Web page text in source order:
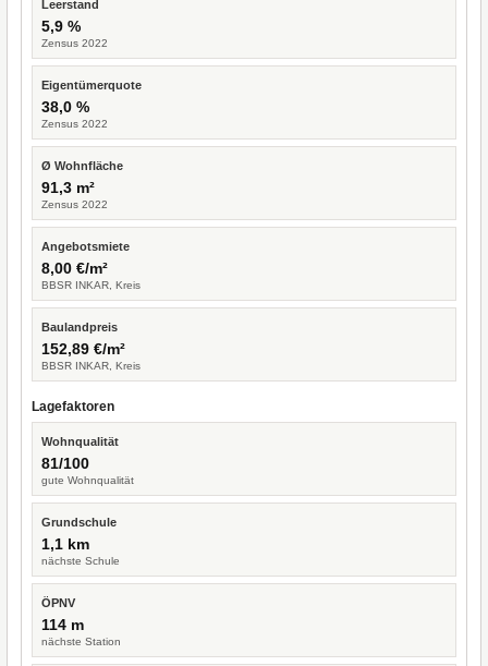
Leerstand
5,9 %
Zensus 2022
Eigentümerquote
38,0 %
Zensus 2022
Ø Wohnfläche
91,3 m²
Zensus 2022
Angebotsmiete
8,00 €/m²
BBSR INKAR, Kreis
Baulandpreis
152,89 €/m²
BBSR INKAR, Kreis
Lagefaktoren
Wohnqualität
81/100
gute Wohnqualität
Grundschule
1,1 km
nächste Schule
ÖPNV
114 m
nächste Station